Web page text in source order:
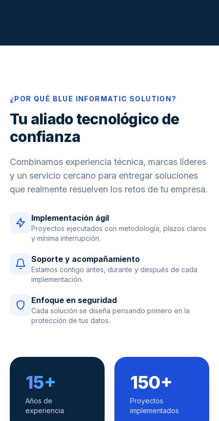
¿POR QUÉ BLUE INFORMATIC SOLUTION?
Tu aliado tecnológico de
confianza
Combinamos experiencia técnica, marcas líderes
y un servicio cercano para entregar soluciones
que realmente resuelven los retos de tu empresa.
Implementación ágil
Proyectos ejecutados con metodología, plazos claros
y mínima interrupción.
Soporte y acompañamiento
Estamos contigo antes, durante y después de cada
implementación.
Enfoque en seguridad
Cada solución se diseña pensando primero en la
protección de tus datos.
15+
Años de
experiencia
150+
Proyectos
implementados